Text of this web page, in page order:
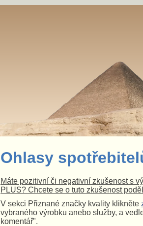
Ohlasy
Máte pozitivní či negativní zkušenost s
PLUS? Chcete se o tuto zkušenost
V sekci Přiznané značky kvality klikněte
vybraného výrobku anebo služby, a
komentář".